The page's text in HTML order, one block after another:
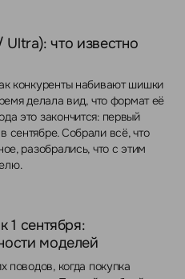
что известно
конкуренты набивают шишки
делала вид, что формат её
это закончится: первый
сентябре. Собрали всё, что
разобрались, что с этим
1 сентября:
моделей
поводов, когда покупка